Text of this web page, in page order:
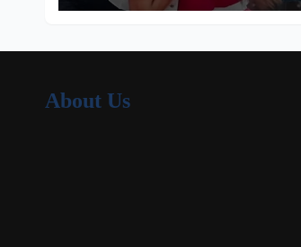
About Us